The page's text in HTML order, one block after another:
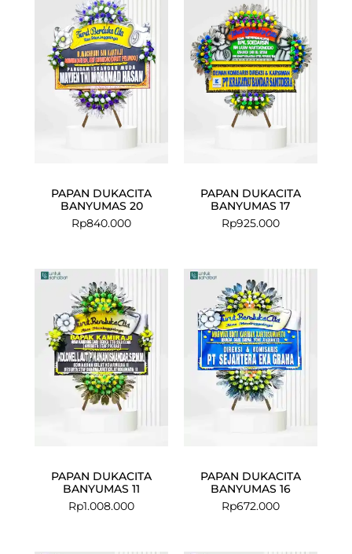
PAPAN DUKACITA
BANYUMAS 20
Rp840.000
PAPAN DUKACITA
BANYUMAS 17
Rp925.000
PAPAN DUKACITA
BANYUMAS 11
Rp1.008.000
PAPAN DUKACITA
BANYUMAS 16
Rp672.000